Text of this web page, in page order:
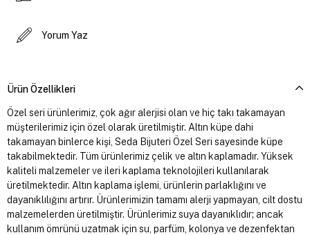
Yorum Yaz
Ürün Özellikleri
Özel seri ürünlerimiz, çok ağır alerjisi olan ve hiç takı takamayan
müşterilerimiz için özel olarak üretilmiştir. Altın küpe dahi
takamayan binlerce kişi, Seda Bijuteri Özel Seri sayesinde küpe
takabilmektedir. Tüm ürünlerimiz çelik ve altın kaplamadır. Yüksek
kaliteli malzemeler ve ileri kaplama teknolojileri kullanılarak
üretilmektedir. Altın kaplama işlemi, ürünlerin parlaklığını ve
dayanıklılığını artırır. Ürünlerimizin tamamı alerji yapmayan, cilt dostu
malzemelerden üretilmiştir. Ürünlerimiz suya dayanıklıdır; ancak
kullanım ömrünü uzatmak için su, parfüm, kolonya ve dezenfektan